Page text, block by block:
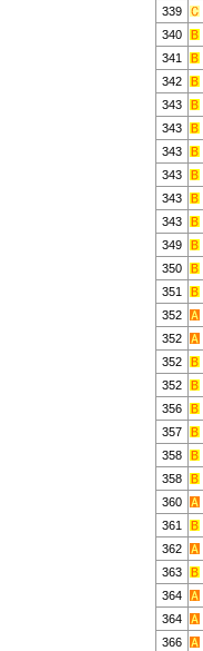
339
340
341
342
343
343
343
343
343
343
349
350
351
352
352
352
352
356
357
358
358
360
361
362
363
364
364
366